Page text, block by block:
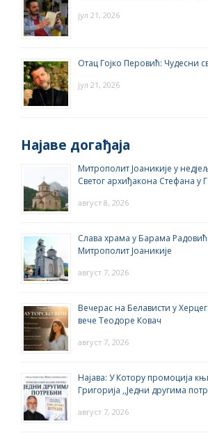
јул 21, 2026
Отац Гојко Перовић: Чудесни
јул 21, 2026
Најаве догађаја
Митрополит Јоаникије у
Светог архиђакона Стефана
август 8, 2026
Слава храма у Барама
Митрополит Јоаникије
август 7, 2026
Вечерас на Белависти у
вече Теодоре Ковач
август 7, 2026
Најава: У Котору промоција
Григорија ,,Једни другима
август 7, 2026